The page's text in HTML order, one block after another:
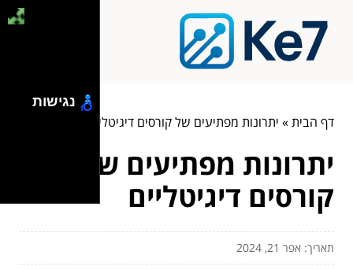
דף הבית» יתרונות מפתיעים של קורסים דיגיטליים
יתרונות מפתיעים של
קורסים דיגיטליים
תאריך: אפר 21, 2024
נגישות